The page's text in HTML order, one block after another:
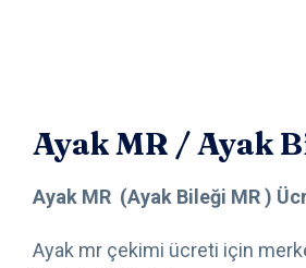
Ayak MR / Ayak
Ayak MR (Ayak Bileği MR )
Ayak mr çekimi ücreti için